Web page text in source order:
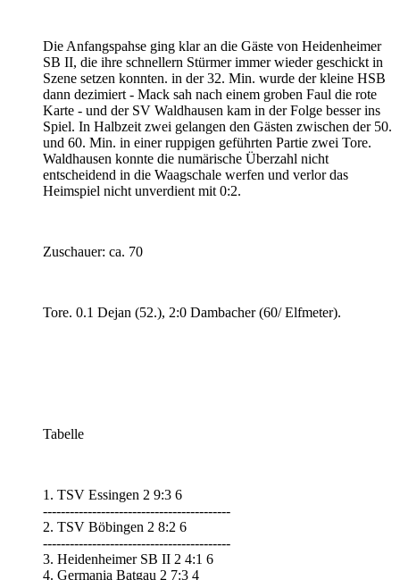
Die Anfangspahse ging klar an die Gäste von Heidenheimer
SB II, die ihre schnellern Stürmer immer wieder geschickt in
Szene setzen konnten. in der 32. Min. wurde der kleine HSB
dann dezimiert - Mack sah nach einem groben Faul die rote
Karte - und der SV Waldhausen kam in der Folge besser ins
Spiel. In Halbzeit zwei gelangen den Gästen zwischen der 50.
und 60. Min. in einer ruppigen geführten Partie zwei Tore.
Waldhausen konnte die numärische Überzahl nicht
entscheidend in die Waagschale werfen und verlor das
Heimspiel nicht unverdient mit 0:2.
Zuschauer: ca. 70
Tore. 0.1 Dejan (52.), 2:0 Dambacher (60/ Elfmeter).
Tabelle
1. TSV Essingen 2 9:3 6
------------------------------------------
2. TSV Böbingen 2 8:2 6
------------------------------------------
3. Heidenheimer SB II 2 4:1 6
4. Germania Batgau 2 7:3 4